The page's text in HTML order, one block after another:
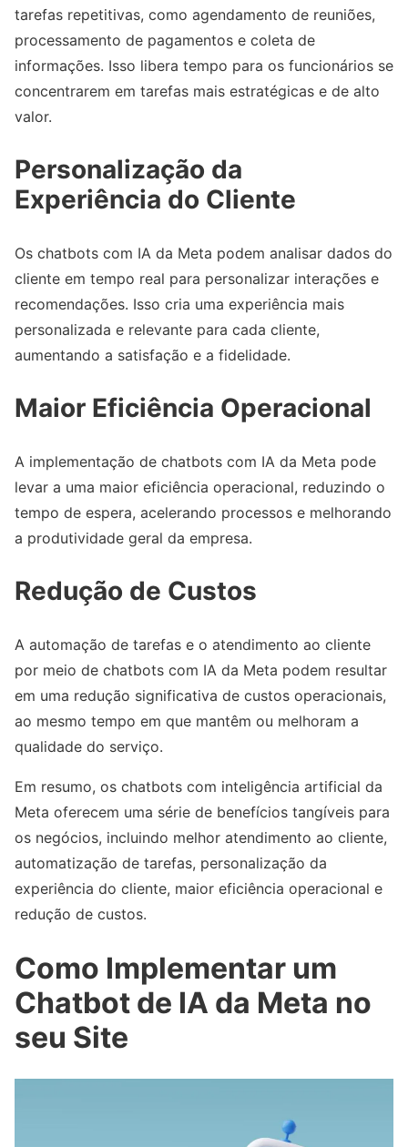
tarefas repetitivas, como agendamento de reuniões,
processamento de pagamentos e coleta de
informações. Isso libera tempo para os funcionários se
concentrarem em tarefas mais estratégicas e de alto
valor.
Personalização da
Experiência do Cliente
Os chatbots com IA da Meta podem analisar dados do
cliente em tempo real para personalizar interações e
recomendações. Isso cria uma experiência mais
personalizada e relevante para cada cliente,
aumentando a satisfação e a fidelidade.
Maior Eficiência Operacional
A implementação de chatbots com IA da Meta pode
levar a uma maior eficiência operacional, reduzindo o
tempo de espera, acelerando processos e melhorando
a produtividade geral da empresa.
Redução de Custos
A automação de tarefas e o atendimento ao cliente
por meio de chatbots com IA da Meta podem resultar
em uma redução significativa de custos operacionais,
ao mesmo tempo em que mantêm ou melhoram a
qualidade do serviço.
Em resumo, os chatbots com inteligência artificial da
Meta oferecem uma série de benefícios tangíveis para
os negócios, incluindo melhor atendimento ao cliente,
automatização de tarefas, personalização da
experiência do cliente, maior eficiência operacional e
redução de custos.
Como Implementar um
Chatbot de IA da Meta no
seu Site